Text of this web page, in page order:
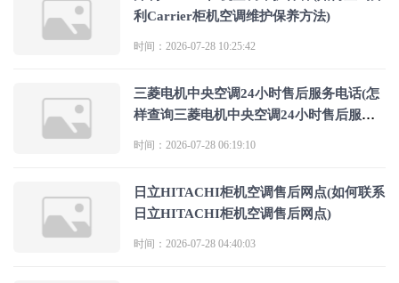
利Carrier柜机空调维护保养方法)
时间：2026-07-28 10:25:42
三菱电机中央空调24小时售后服务电话(怎
样查询三菱电机中央空调24小时售后服务
时间：2026-07-28 06:19:10
日立HITACHI柜机空调售后网点(如何联系
日立HITACHI柜机空调售后网点)
时间：2026-07-28 04:40:03